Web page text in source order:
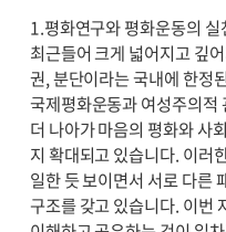
1.평화연구와 평화운동의
최근들어 크게 넓어지고 깊
권, 분단이라는 국내에 한정
국제평화운동과 여성주의
더 나아가 마음의 평화와 사
지 확대되고 있습니다. 이러
일한 듯 보이면서 서로 다른
구조를 갖고 있습니다. 이번